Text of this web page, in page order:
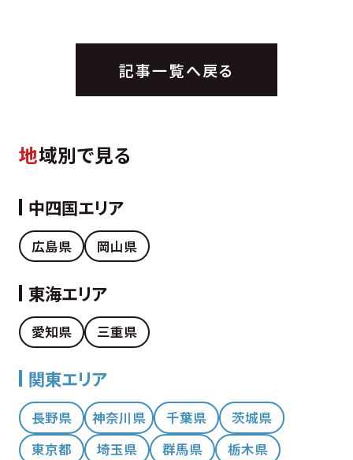
記事一覧へ戻る
地域別で見る
中四国エリア
広島県 岡山県
東海エリア
愛知県 三重県
関東エリア
長野県 神奈川県 千葉県
茨城県
東京都
埼玉県 群馬県 栃木県